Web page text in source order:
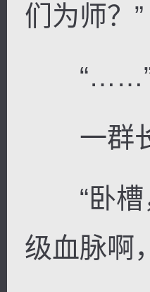
们为师？”
一群长
“卧槽
级血脉